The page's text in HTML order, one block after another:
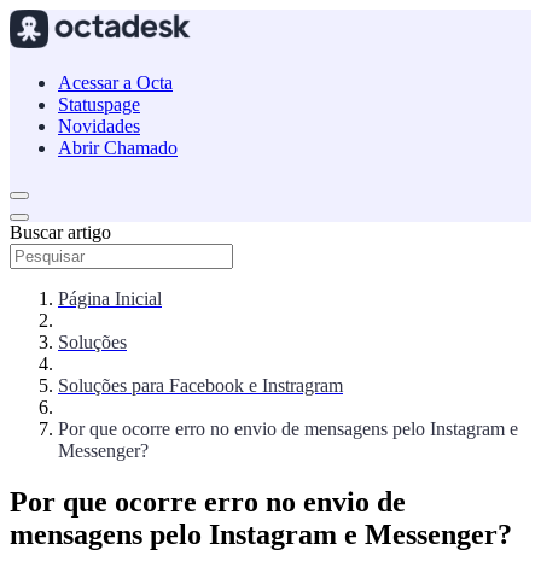
Acessar a Octa
Statuspage
Novidades
Abrir Chamado
Buscar artigo
Página Inicial
Soluções
Soluções para Facebook e Instragram
Por que ocorre erro no envio de mensagens pelo Instagram e
Messenger?
Por que ocorre erro no envio de
mensagens pelo Instagram e Messenger?